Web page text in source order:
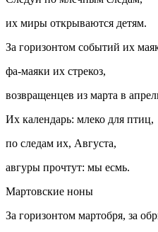
их миры открываются детям.
За горизонтом событий их
фа-маяки их стрекоз,
возвращенцев из марта в
Их календарь: млеко для птиц,
по следам их, Августа,
авгуры прочтут: мы есмь.
Мартовские ноны
За горизонтом мартобря, за